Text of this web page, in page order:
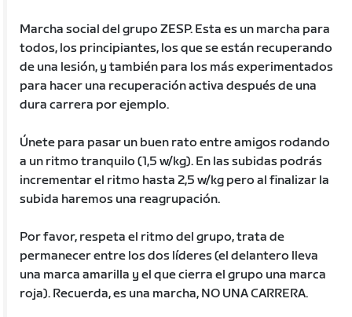
Marcha social del grupo ZESP. Esta es un marcha para
todos, los principiantes, los que se están recuperando
de una lesión, y también para los más experimentados
para hacer una recuperación activa después de una
dura carrera por ejemplo.
Únete para pasar un buen rato entre amigos rodando
a un ritmo tranquilo (1,5 w/kg). En las subidas podrás
incrementar el ritmo hasta 2,5 w/kg pero al finalizar la
subida haremos una reagrupación.
Por favor, respeta el ritmo del grupo, trata de
permanecer entre los dos líderes (el delantero lleva
una marca amarilla y el que cierra el grupo una marca
roja). Recuerda, es una marcha, NO UNA CARRERA.